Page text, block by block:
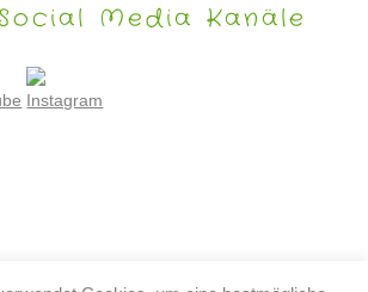
Media Kanäle